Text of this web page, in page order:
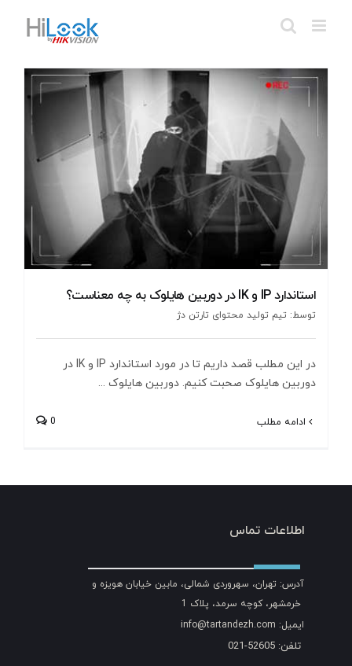
استاندارد IP و IK در دوربین هایلوک به چه معناست؟
توسط: تیم تولید محتوای تارتن دژ
در این مطلب قصد داریم تا در مورد استاندارد IP و IK در
دوربین هایلوک صحبت کنیم. دوربین هایلوک ...
ادامه مطلب 0
اطلاعات تماس
آدرس: تهران، سهروردی شمالی، مابین خیابان هویزه و
خرمشهر، کوچه سرمد، پلاک 1
ایمیل: info@tartandezh.com
تلفن: 52605-021